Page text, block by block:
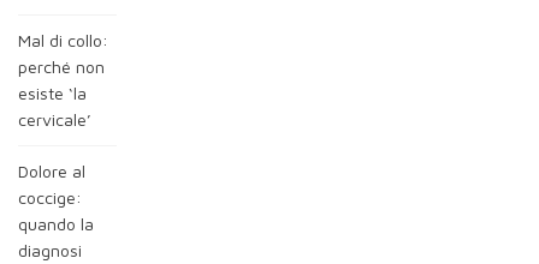
Mal di collo:
perché non
esiste ‘la
cervicale’
Dolore al
coccige:
quando la
diagnosi